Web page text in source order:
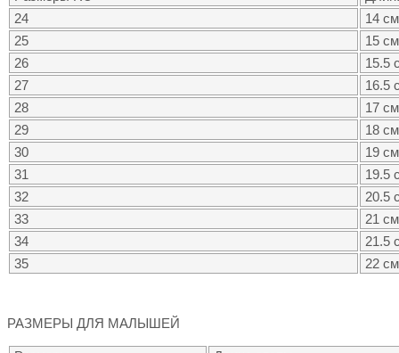
24
14 см
25
15 см
26
15.5
27
16.5
28
17 см
29
18 см
30
19 см
31
19.5
32
20.5
33
21 см
34
21.5
35
22 см
РАЗМЕРЫ ДЛЯ МАЛЫШЕЙ